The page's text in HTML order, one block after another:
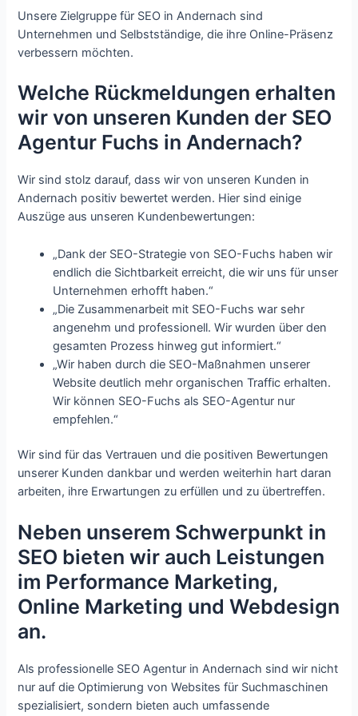
Unsere Zielgruppe für SEO in Andernach sind
Unternehmen und Selbstständige, die ihre Online-Präsenz
verbessern möchten.
Welche Rückmeldungen erhalten
wir von unseren Kunden der SEO
Agentur Fuchs in Andernach?
Wir sind stolz darauf, dass wir von unseren Kunden in
Andernach positiv bewertet werden. Hier sind einige
Auszüge aus unseren Kundenbewertungen:
„Dank der SEO-Strategie von SEO-Fuchs haben wir
endlich die Sichtbarkeit erreicht, die wir uns für unser
Unternehmen erhofft haben.“
„Die Zusammenarbeit mit SEO-Fuchs war sehr
angenehm und professionell. Wir wurden über den
gesamten Prozess hinweg gut informiert.“
„Wir haben durch die SEO-Maßnahmen unserer
Website deutlich mehr organischen Traffic erhalten.
Wir können SEO-Fuchs als SEO-Agentur nur
empfehlen.“
Wir sind für das Vertrauen und die positiven Bewertungen
unserer Kunden dankbar und werden weiterhin hart daran
arbeiten, ihre Erwartungen zu erfüllen und zu übertreffen.
Neben unserem Schwerpunkt in
SEO bieten wir auch Leistungen
im Performance Marketing,
Online Marketing und Webdesign
an.
Als professionelle SEO Agentur in Andernach sind wir nicht
nur auf die Optimierung von Websites für Suchmaschinen
spezialisiert, sondern bieten auch umfassende